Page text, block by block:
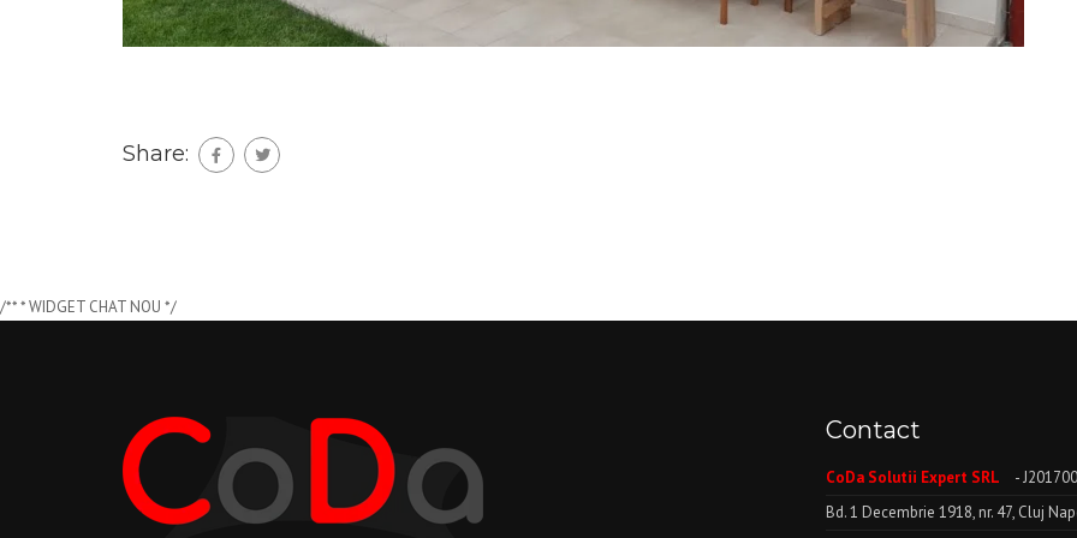
Share:
/** * WIDGET CHAT NOU */
Contact
CoDa Solutii Expert SRL
-
Bd. 1 Decembrie 1918, nr. 47, Cluj